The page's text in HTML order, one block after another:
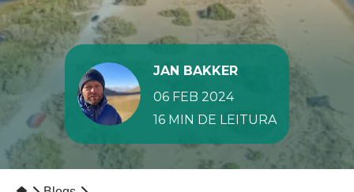
JAN BAKKER
06 FEB 2024
16 MIN DE LEITURA